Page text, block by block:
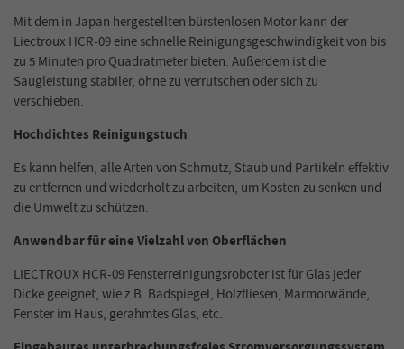
Mit dem in Japan hergestellten bürstenlosen Motor kann der
Liectroux HCR-09 eine schnelle Reinigungsgeschwindigkeit von bis
zu 5 Minuten pro Quadratmeter bieten. Außerdem ist die
Saugleistung stabiler, ohne zu verrutschen oder sich zu
verschieben.
Hochdichtes Reinigungstuch
Es kann helfen, alle Arten von Schmutz, Staub und Partikeln effektiv
zu entfernen und wiederholt zu arbeiten, um Kosten zu senken und
die Umwelt zu schützen.
Anwendbar für eine Vielzahl von Oberflächen
LIECTROUX HCR-09 Fensterreinigungsroboter ist für Glas jeder
Dicke geeignet, wie z.B. Badspiegel, Holzfliesen, Marmorwände,
Fenster im Haus, gerahmtes Glas, etc.